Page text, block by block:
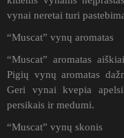
vynai neretai turi
“Muscat” vynų aromatas
“Muscat” aromatas
Pigių vynų aromatas
Geri vynai kvepia
persikais ir medumi.
“Muscat” vynų skonis